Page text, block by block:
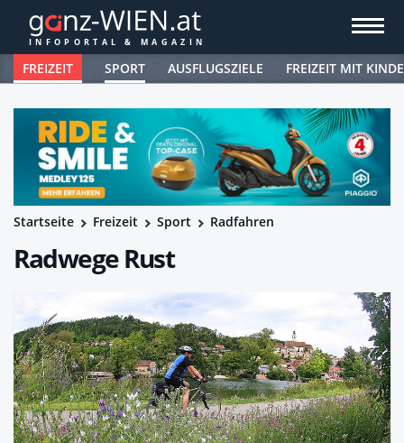
FREIZEIT SPORT AUSFLUGSZIELE FREIZEIT MIT
Startseite Freizeit Sport Radfahren
Radwege Rust